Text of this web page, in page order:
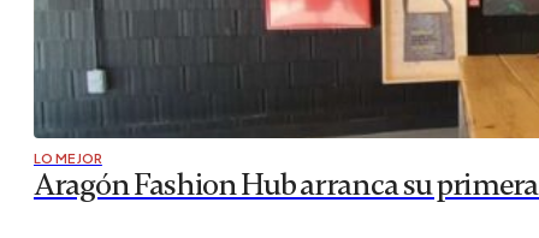
LO MEJOR
Aragón Fashion Hub arranca su